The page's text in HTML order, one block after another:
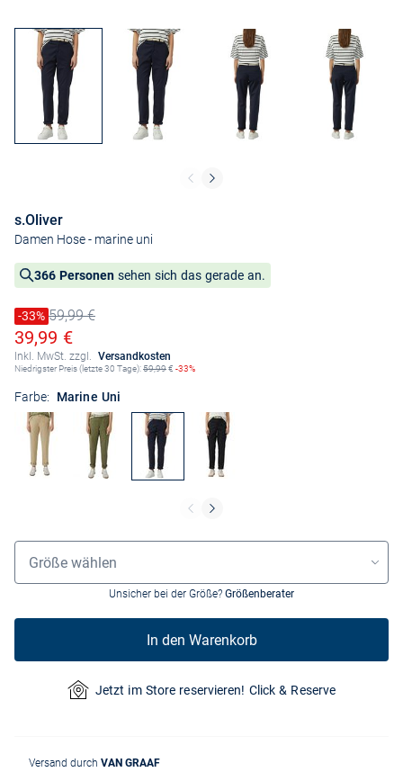
s.Oliver
Damen Hose- marine uni
366 Personen sehen sich das gerade an.
Preis reduziert um
-33%
Alter Preis59,99 €
Ermäßigter Preis
39,99 €
Inkl. MwSt. zzgl. Versandkosten
Niedrigster Preis (letzte 30 Tage):59,99€ -33%
Farbe: Marine Uni
Größenauswahl
Größe wählen
Unsicher bei der Größe? Größenberater
In den Warenkorb
Jetzt im Store reservieren! Click & Reserve
Versand durch VAN GRAAF